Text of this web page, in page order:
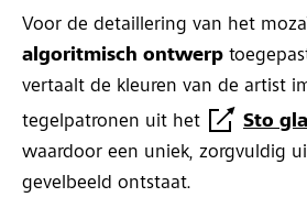
Voor de detaillering van het
algoritmisch ontwerp
vertaalt de kleuren van de artist
tegelpatronen uit het
Sto
waardoor een uniek, zorgvuldig
gevelbeeld ontstaat.